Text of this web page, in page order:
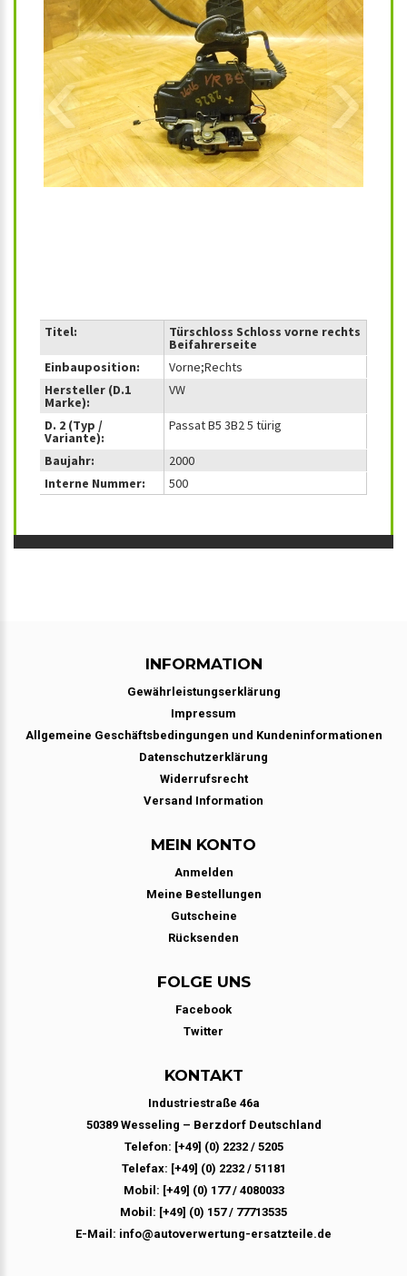
‹ ›
Titel: Türschloss Schloss vorne rechts
Beifahrerseite
Einbauposition:
Vorne;Rechts
Hersteller (D.1
Marke):
VW
D. 2 (Typ /
Variante):
Passat B5 3B2 5 türig
Baujahr:
2000
Interne Nummer:
500
INFORMATION
Gewährleistungserklärung
Impressum
Allgemeine Geschäftsbedingungen und Kundeninformationen
Datenschutzerklärung
Widerrufsrecht
Versand Information
MEIN KONTO
Anmelden
Meine Bestellungen
Gutscheine
Rücksenden
FOLGE UNS
Facebook
Twitter
KONTAKT
Industriestraße 46a
50389 Wesseling – Berzdorf Deutschland
Telefon: [+49] (0) 2232 / 5205
Telefax: [+49] (0) 2232 / 51181
Mobil: [+49] (0) 177 / 4080033
Mobil: [+49] (0) 157 / 77713535
E-Mail: info@autoverwertung-ersatzteile.de